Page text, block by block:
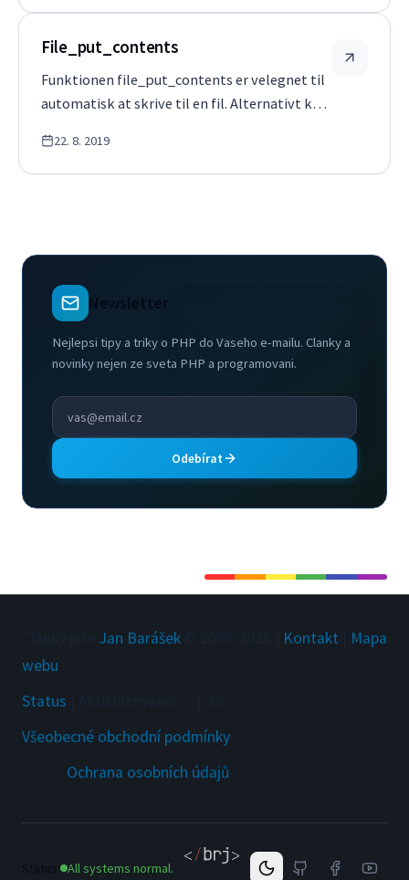
det er tilrådeligt at bruge relevante formater
som .html eller .md. Når en PHP-fil inds…
File_put_contents
Funktionen file_put_contents er velegnet til
automatisk at skrive til en fil. Alternativt kan
anbefaler til begyndere. Eksempel $file =
&#39;file.txt&#39;; $content = &#39;Indhold,
22. 8. 2019
Newsletter
Nejlepsi tipy a triky o PHP do Vaseho e-mailu. Clanky a
novinky nejen ze sveta PHP a programovani.
Odebírat
Jan Barášek Kontakt
Mapa
webu
Status
Všeobecné obchodní podmínky
Ochrana osobních údajů
All systems normal.